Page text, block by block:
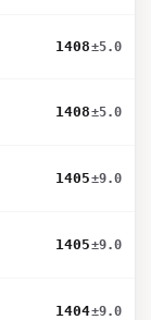
1408±5.0
1408±5.0
1405±9.0
1405±9.0
1404±9.0